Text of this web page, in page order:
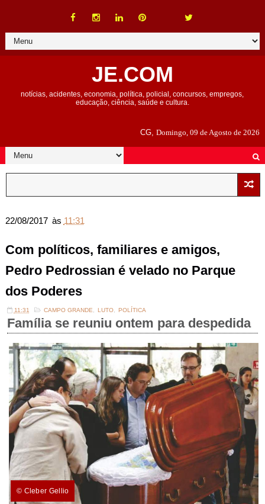
JE.COM
notícias, acidentes, economia, política, policial, concursos, empregos,
educação, ciência, saúde e cultura.
CG,Domingo, 09 de Agosto de 2026
22/08/2017 às 11:31
Com políticos, familiares e amigos,
Pedro Pedrossian é velado no Parque
dos Poderes
11:31 CAMPO GRANDE LUTO, POLÍTICA
Família se reuniu ontem para despedida
© Cleber Gellio